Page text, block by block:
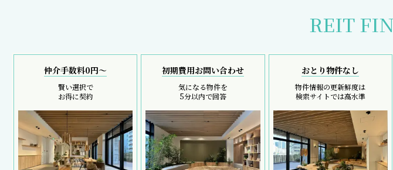
REIT
仲介手数料0円～
賢い選択で
お得に契約
初期費用お問い合わせ
気になる物件を
5分以内で回答
おとり物件なし
物件情報の更新鮮度は
検索サイトでは高水準